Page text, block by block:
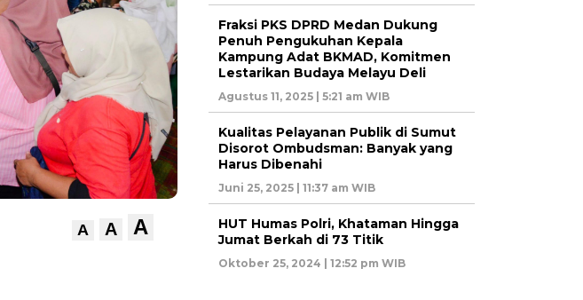
A A A
Fraksi PKS DPRD Medan Dukung
Penuh Pengukuhan Kepala
Kampung Adat BKMAD, Komitmen
Lestarikan Budaya Melayu Deli
Agustus 11, 2025 | 5:21 am WIB
Kualitas Pelayanan Publik di Sumut
Disorot Ombudsman: Banyak yang
Harus Dibenahi
Juni 25, 2025 | 11:37 am WIB
HUT Humas Polri, Khataman Hingga
Jumat Berkah di 73 Titik
Oktober 25, 2024 | 12:52 pm WIB